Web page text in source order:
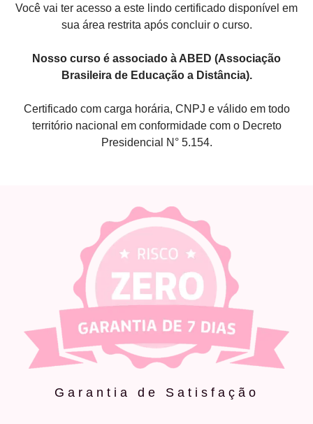
Você vai ter acesso a este lindo certificado disponível em
sua área restrita após concluir o curso.
Nosso curso é associado à ABED (Associação
Brasileira de Educação a Distância).
Certificado com carga horária, CNPJ e válido em todo
território nacional em conformidade com o Decreto
Presidencial N° 5.154.
Garantia de Satisfação